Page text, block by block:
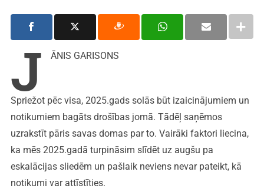
J ĀNIS GARISONS
Spriežot pēc visa, 2025.gads solās būt izaicinājumiem un
notikumiem bagāts drošības jomā. Tādēļ saņēmos
uzrakstīt pāris savas domas par to. Vairāki faktori liecina,
ka mēs 2025.gadā turpināsim slīdēt uz augšu pa
eskalācijas sliedēm un pašlaik neviens nevar pateikt, kā
notikumi var attīstīties.